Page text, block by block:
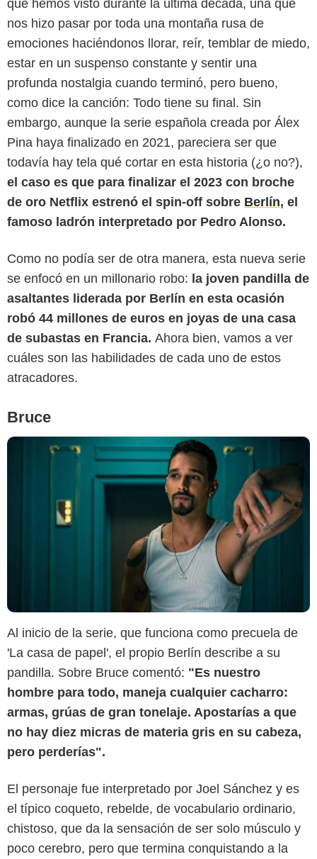
que hemos visto durante la última década, una que
nos hizo pasar por toda una montaña rusa de
emociones haciéndonos llorar, reír, temblar de miedo,
estar en un suspenso constante y sentir una
profunda nostalgia cuando terminó, pero bueno,
como dice la canción: Todo tiene su final. Sin
embargo, aunque la serie española creada por Álex
Pina haya finalizado en 2021, pareciera ser que
todavía hay tela qué cortar en esta historia (¿o no?),
el caso es que para finalizar el 2023 con broche
de oro Netflix estrenó el spin-off sobre Berlín, el
famoso ladrón interpretado por Pedro Alonso.
Como no podía ser de otra manera, esta nueva serie
se enfocó en un millonario robo: la joven pandilla de
asaltantes liderada por Berlín en esta ocasión
robó 44 millones de euros en joyas de una casa
de subastas en Francia. Ahora bien, vamos a ver
cuáles son las habilidades de cada uno de estos
atracadores.
Bruce
Al inicio de la serie, que funciona como precuela de
'La casa de papel', el propio Berlín describe a su
pandilla. Sobre Bruce comentó: "Es nuestro
hombre para todo, maneja cualquier cacharro:
armas, grúas de gran tonelaje. Apostarías a que
no hay diez micras de materia gris en su cabeza,
pero perderías".
El personaje fue interpretado por Joel Sánchez y es
el típico coqueto, rebelde, de vocabulario ordinario,
chistoso, que da la sensación de ser solo músculo y
poco cerebro, pero que termina conquistando a la
Netflix